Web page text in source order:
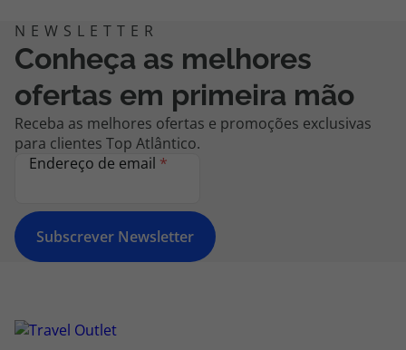
Conheça as melhores
ofertas em primeira mão
Receba as melhores ofertas e promoções exclusivas
para clientes Top Atlântico.
Endereço de email *
Subscrever Newsletter